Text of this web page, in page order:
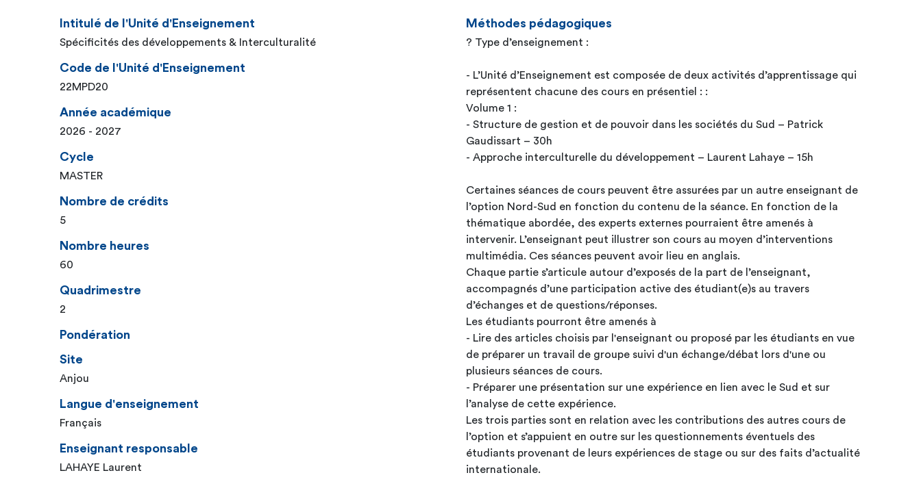
Intitulé de l'Unité d'Enseignement
Spécificités des développements & Interculturalité
Code de l'Unité d'Enseignement
22MPD20
Année académique
2026 - 2027
Cycle
MASTER
Nombre de crédits
5
Nombre heures
60
Quadrimestre
2
Pondération
Site
Anjou
Langue d'enseignement
Français
Enseignant responsable
LAHAYE Laurent
Méthodes pédagogiques
? Type d’enseignement :
- L’Unité d’Enseignement est composée de deux activités d’apprentissage qui
représentent chacune des cours en présentiel : :
Volume 1 :
- Structure de gestion et de pouvoir dans les sociétés du Sud – Patrick
Gaudissart – 30h
- Approche interculturelle du développement – Laurent Lahaye – 15h
Certaines séances de cours peuvent être assurées par un autre enseignant de
l’option Nord-Sud en fonction du contenu de la séance. En fonction de la
thématique abordée, des experts externes pourraient être amenés à
intervenir. L’enseignant peut illustrer son cours au moyen d’interventions
multimédia. Ces séances peuvent avoir lieu en anglais.
Chaque partie s’articule autour d’exposés de la part de l’enseignant,
accompagnés d’une participation active des étudiant(e)s au travers
d’échanges et de questions/réponses.
Les étudiants pourront être amenés à
- Lire des articles choisis par l'enseignant ou proposé par les étudiants en vue
de préparer un travail de groupe suivi d'un échange/débat lors d'une ou
plusieurs séances de cours.
- Préparer une présentation sur une expérience en lien avec le Sud et sur
l’analyse de cette expérience.
Les trois parties sont en relation avec les contributions des autres cours de
l’option et s’appuient en outre sur les questionnements éventuels des
étudiants provenant de leurs expériences de stage ou sur des faits d’actualité
internationale.